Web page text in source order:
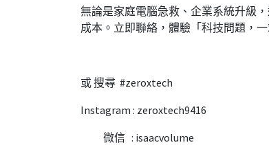
無論是家庭電腦急救、企業系統升級
成本。立即聯絡，體驗「科技問題，一
或 搜尋 #zeroxtech
Instagram : zeroxtech9416
微信 : isaacvolume